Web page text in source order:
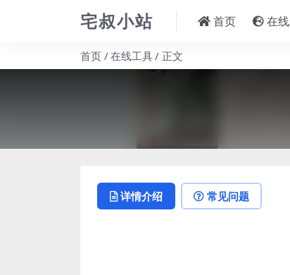
宅叔小站 首页 在
首页 在线工具 正文
详情介绍 常见问题